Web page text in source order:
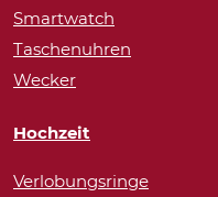
Smartwatch
Taschenuhren
Wecker
Hochzeit
Verlobungsringe